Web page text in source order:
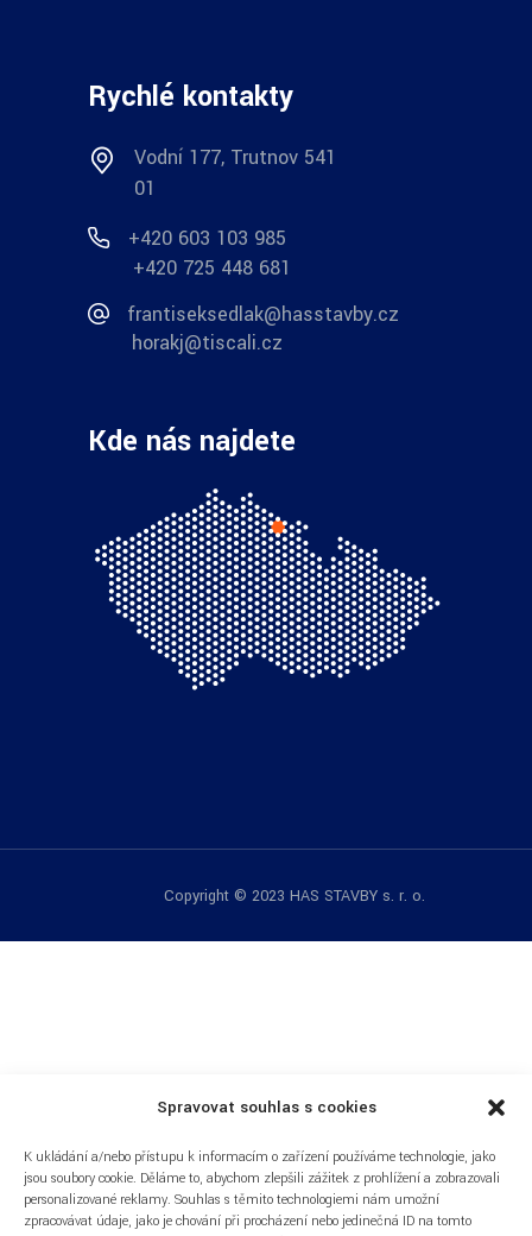
Spravovat souhlas s cookies
K ukládání a/nebo přístupu k informacím o zařízení používáme technologie, jako
jsou soubory cookie. Děláme to, abychom zlepšili zážitek z prohlížení a zobrazovali
personalizované reklamy. Souhlas s těmito technologiemi nám umožní
zpracovávat údaje, jako je chování při procházení nebo jedinečná ID na tomto
Rychlé kontakty
Vodní 177, Trutnov 541
01
+420 603 103 985
+420 725 448 681
frantiseksedlak@hasstavby.cz
horakj@tiscali.cz
Kde nás najdete
Copyright © 2023 HAS STAVBY s. r. o.
REZIDENCE SPORT